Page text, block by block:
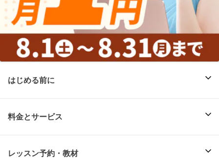
はじめる前に
料金とサービス
レッスン予約・教材